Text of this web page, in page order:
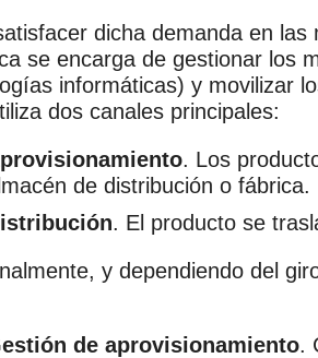
dicha demanda en
se encarga de gestionar los
informáticas) y movilizar
dos canales principales:
. Los
de distribución o fábrica.
. El producto se
y dependiendo del
de aprovisionamiento.